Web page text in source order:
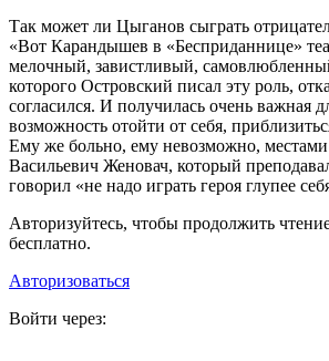
Так может ли Цыганов сыграть
«Вот Карандышев в «Бесприданнице»
мелочный, завистливый,
которого Островский писал эту роль,
согласился. И получилась очень важная
возможность отойти от себя,
Ему же больно, ему невозможно, местами
Васильевич Женовач, который
говорил «не надо играть героя глупее
Авторизуйтесь, чтобы продолжить
бесплатно.
Авторизоваться
Войти через: